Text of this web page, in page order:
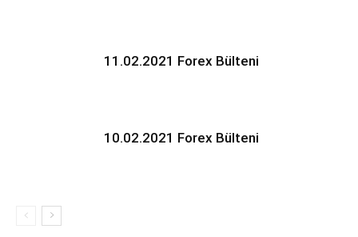
11.02.2021 Forex Bülteni
10.02.2021 Forex Bülteni